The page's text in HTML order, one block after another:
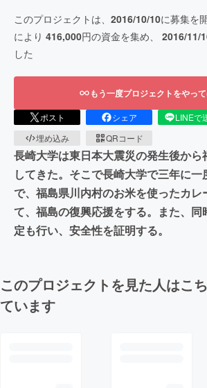
このプロジェクトは、 2016/10/10に募集を
により 416,000円の資金を集め、 2016/11/
した
もう一度プロジェクトをやっ
ポスト シェア LINEで
埋め込み
QRコード
長崎大学は東日本大震災の発生後から
してきた。そこで長崎大学で三年に
で、福島県川内村のお米を使ったカレ
て、福島の復興応援をする。また、同
定も行い、安全性を証明する。
このプロジェクトを見た人はこ
ています